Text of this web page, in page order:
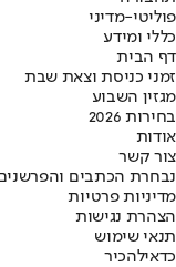
פוליטי-מדיני
כללי ומידע
דף הבית
זמני כניסת וצאת שבת
מגזין השבוע
בחירות 2026
אודות
צור קשר
נבחרת הכתבים
מדיניות פרטיות
הצהרת נגישות
תנאי שימוש
כדאילהכיר